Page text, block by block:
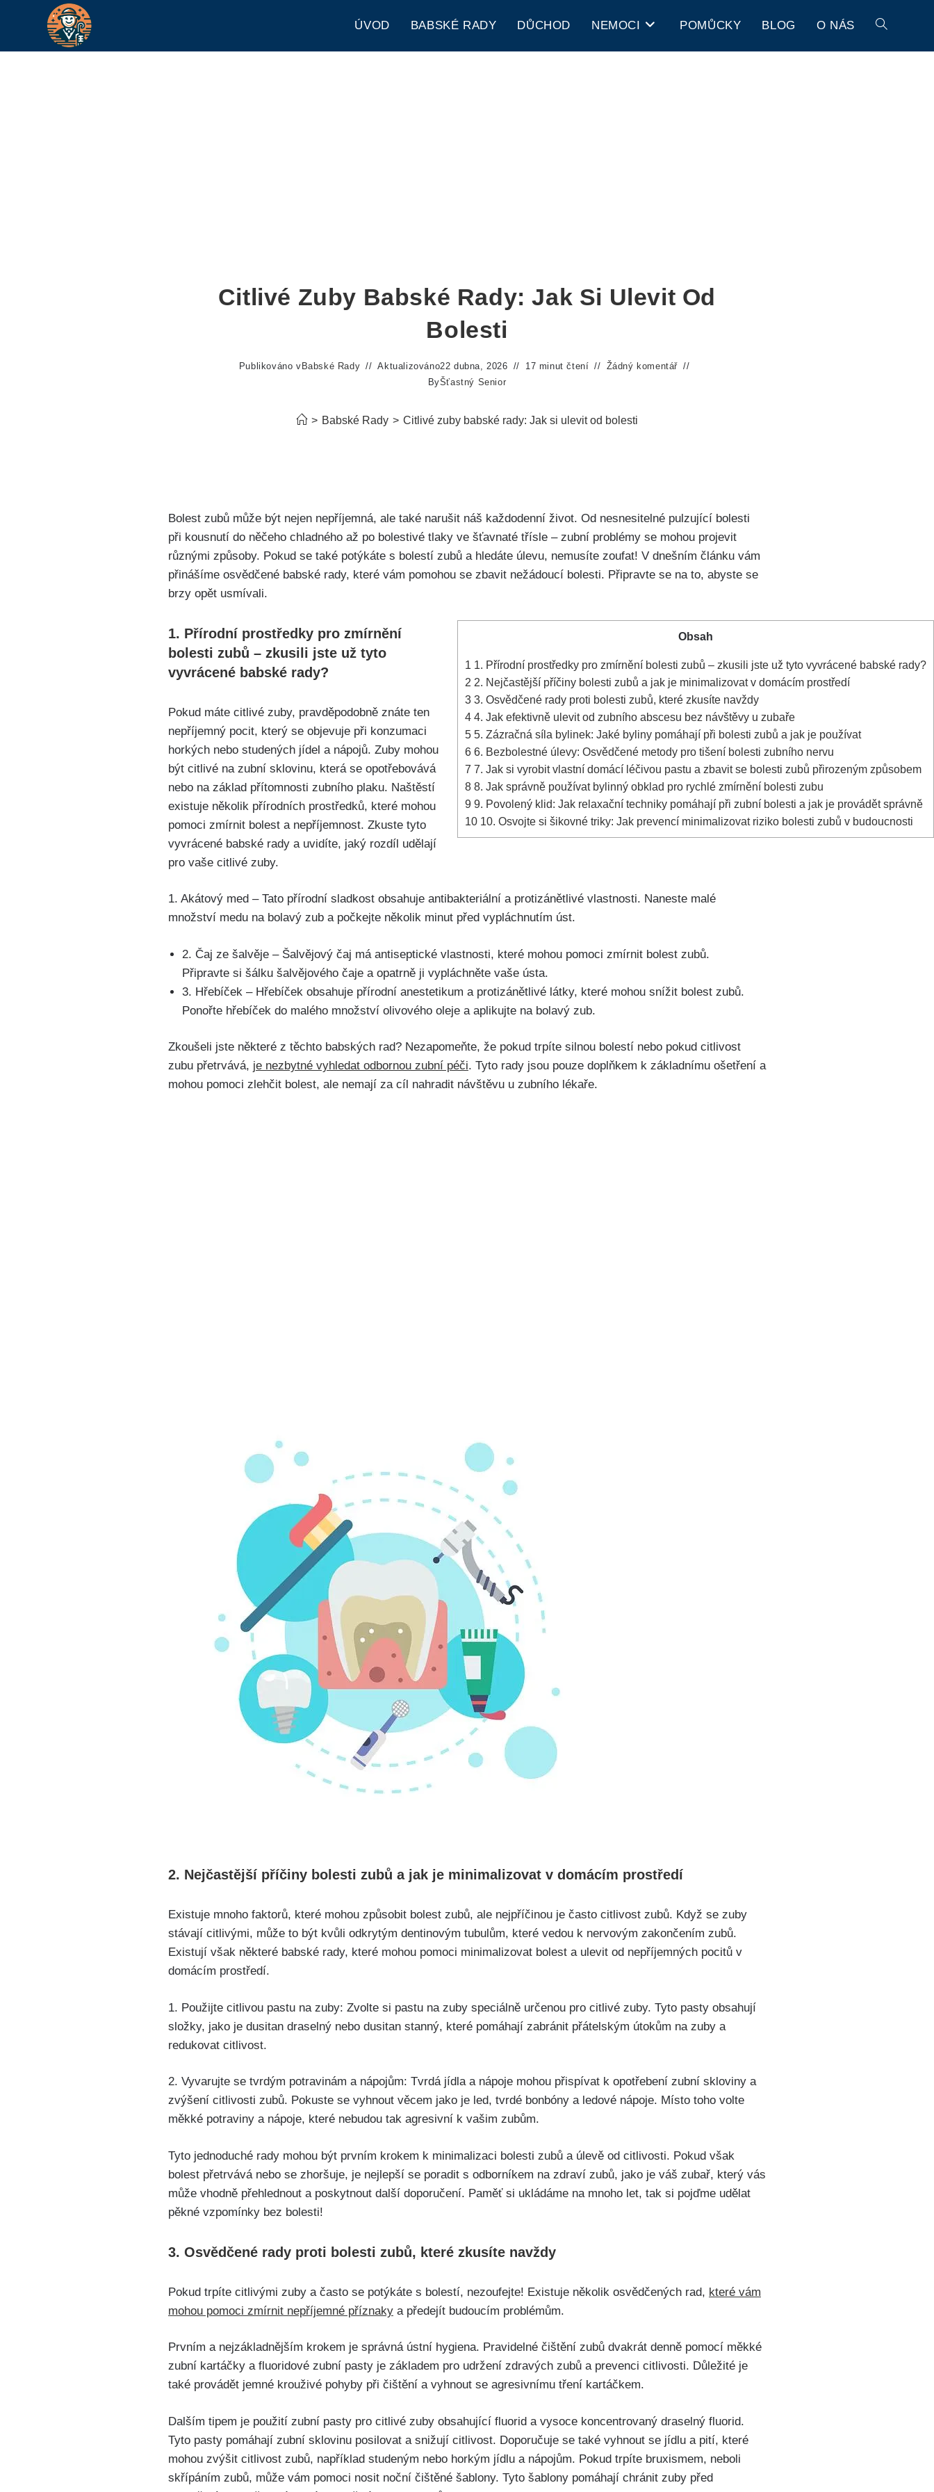
ÚVOD BABSKÉ RADY DŮCHOD NEMOCI POMŮCKY BLOG O NÁS
Citlivé Zuby Babské Rady: Jak Si Ulevit Od
Bolesti
Publikováno v Babské Rady Aktualizováno22 dubna, 2026 17 minut čtení
Žádný komentář
ByŠťastný Senior
> Babské Rady > Citlivé zuby babské rady: Jak si ulevit od bolesti
Bolest zubů může být⁤ nejen nepříjemná, ⁤ale také narušit náš každodenní život. Od nesnesitelné pulzující bolesti
při kousnutí do něčeho chladného až po bolestivé tlaky ⁤ve šťavnaté třísle – ⁣zubní problémy se mohou‌ projevit
různými způsoby. Pokud se také potýkáte s bolestí ⁤zubů ‌a hledáte úlevu, nemusíte zoufat! V dnešním‍ článku vám
přinášíme osvědčené babské rady, které vám pomohou se zbavit nežádoucí‍ bolesti. Připravte se‌ na to, abyste se
⁢brzy ‍opět usmívali.
Obsah
1 1. Přírodní ⁤prostředky ​pro zmírnění bolesti zubů – zkusili‍ jste‍ už tyto vyvrácené babské rady?
2 2. Nejčastější​ příčiny ‍bolesti zubů a jak je minimalizovat v domácím ⁣prostředí
3 3. Osvědčené rady⁤ proti ‌bolesti zubů, které zkusíte navždy
4 4. Jak efektivně ulevit od zubního abscesu bez návštěvy u ⁤zubaře
5 5. Zázračná síla bylinek: Jaké byliny pomáhají při bolesti ⁢zubů a jak je používat
6 6. Bezbolestné úlevy: Osvědčené metody pro tišení bolesti zubního nervu
7 7. Jak si vyrobit​ vlastní domácí léčivou pastu a zbavit se bolesti zubů přirozeným způsobem
8 8. Jak správně⁤ používat bylinný obklad pro rychlé ⁢zmírnění bolesti zubu
9 9. Povolený klid: Jak relaxační techniky pomáhají při zubní bolesti a jak ⁤je‍ provádět správně
10 10. Osvojte​ si⁢ šikovné triky: Jak prevencí minimalizovat riziko bolesti zubů v ‌budoucnosti
1. Přírodní ⁤prostředky ​pro zmírnění
bolesti zubů – zkusili‍ jste‍ už tyto
vyvrácené babské rady?
Pokud máte citlivé zuby, pravděpodobně znáte ten
nepříjemný pocit, který se objevuje při konzumaci
horkých nebo studených⁣ jídel a nápojů.⁤ Zuby mohou
být citlivé ⁢na zubní sklovinu, která se‌ opotřebovává
⁤nebo na základ⁢ přítomnosti zubního plaku. Naštěstí
existuje několik přírodních prostředků, které⁢ mohou
pomoci zmírnit bolest a nepříjemnost. Zkuste tyto
vyvrácené‍ babské rady a uvidíte,‍ jaký rozdíl udělají⁢
pro vaše citlivé‌ zuby.
1. Akátový med – Tato přírodní sladkost⁢ obsahuje antibakteriální⁢ a protizánětlivé vlastnosti. Naneste malé
množství medu na bolavý zub ⁤a​ počkejte⁢ několik minut před vypláchnutím úst.
2. Čaj ⁣ze šalvěje – Šalvějový čaj​ má antiseptické vlastnosti, které mohou pomoci zmírnit bolest zubů.⁣
Připravte​ si šálku ⁣šalvějového čaje a opatrně ji vypláchněte vaše ústa.
3. Hřebíček – Hřebíček obsahuje přírodní anestetikum a protizánětlivé látky, které mohou snížit bolest zubů.
Ponořte hřebíček do malého množství ​olivového oleje a aplikujte na bolavý zub.
Zkoušeli jste některé z těchto babských rad? Nezapomeňte, že pokud trpíte silnou bolestí nebo pokud citlivost
zubu přetrvává, je nezbytné vyhledat odbornou zubní péči. Tyto rady jsou pouze doplňkem k základnímu ošetření a
mohou pomoci zlehčit bolest, ale nemají za cíl nahradit návštěvu u zubního ⁤lékaře.
2. Nejčastější​ příčiny ‍bolesti zubů a jak je minimalizovat v domácím ⁣prostředí
Existuje mnoho faktorů, které mohou způsobit bolest zubů, ale nejpříčinou je často citlivost zubů. Když se zuby
stávají citlivými, může to být kvůli odkrytým dentinovým ⁤tubulům, které vedou k nervovým ​zakončením zubů.
Existují však ⁣některé babské rady,​ které mohou pomoci minimalizovat bolest ​a ulevit od nepříjemných ⁣pocitů ⁤v
domácím prostředí.
1. Použijte citlivou pastu na zuby: Zvolte si ⁤pastu na zuby speciálně určenou pro ‍citlivé zuby. Tyto pasty​ obsahují
‌složky, jako je‍ dusitan‍ draselný‍ nebo dusitan stanný, které pomáhají zabránit přátelským útokům na zuby a
redukovat citlivost.
2. Vyvarujte se tvrdým potravinám a nápojům: Tvrdá jídla a nápoje mohou přispívat k opotřebení zubní skloviny a
zvýšení citlivosti zubů. Pokuste‍ se vyhnout ‍věcem jako je led, tvrdé bonbóny a ledové nápoje. Místo toho⁣ volte
měkké potraviny a nápoje, ​které⁣ nebudou tak agresivní k ​vašim‍ zubům.
Tyto ⁢jednoduché rady mohou​ být prvním krokem k minimalizaci bolesti zubů a úlevě od citlivosti. Pokud však​
bolest přetrvává​ nebo se zhoršuje, je nejlepší se poradit⁤ s odborníkem‍ na zdraví zubů, jako je váš zubař, který vás
může vhodně⁤ přehlednout a poskytnout ⁣další doporučení. Paměť si ukládáme na mnoho ⁣let, tak si pojďme udělat
pěkné vzpomínky ⁢bez bolesti!
3. Osvědčené rady⁤ proti ‌bolesti zubů, které zkusíte navždy
Pokud trpíte⁤ citlivými zuby a často se potýkáte s‍ bolestí, nezoufejte! ⁣Existuje několik osvědčených rad,⁤ které vám
mohou pomoci zmírnit nepříjemné příznaky a předejít budoucím problémům.
Prvním a ​nejzákladnějším krokem je správná ústní hygiena. Pravidelné čištění zubů dvakrát denně pomocí měkké⁤
zubní kartáčky a fluoridové ​zubní pasty je základem pro ‍udržení zdravých zubů a prevenci citlivosti.⁣ Důležité je
také provádět jemné krouživé pohyby při ⁤čištění a ⁣vyhnout se agresivnímu tření ‌kartáčkem.
Dalším tipem je použití zubní pasty pro citlivé zuby obsahující fluorid a vysoce koncentrovaný draselný fluorid.
Tyto pasty pomáhají zubní sklovinu posilovat a snižují citlivost. Doporučuje se ‍také vyhnout se jídlu ‍a pití, které
mohou zvýšit citlivost zubů, například studeným⁣ nebo horkým jídlu a nápojům. Pokud trpíte bruxismem, neboli
skřípáním zubů,⁤ může vám​ pomoci⁢ nosit noční čištěné šablony. Tyto šablony pomáhají chránit zuby před⁣